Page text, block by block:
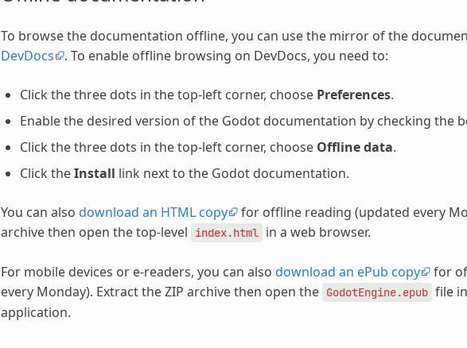
To browse the documentation offline, you can use the mirror of the
DevDocs
. To enable offline browsing on DevDocs, you need to:
Click the three dots in the top-left corner, choose Preferences.
Enable the desired version of the Godot documentation by checking the
Click the three dots in the top-left corner, choose Offline data.
Click theInstall link next to the Godot documentation.
You can also download an HTML copy for offline reading (updated every
archive then open the top-level
index.html in a web browser.
For mobile devices or e-readers, you can also download an ePub copy for
every Monday). Extract the ZIP archive then open the GodotEngine.epub file
application.